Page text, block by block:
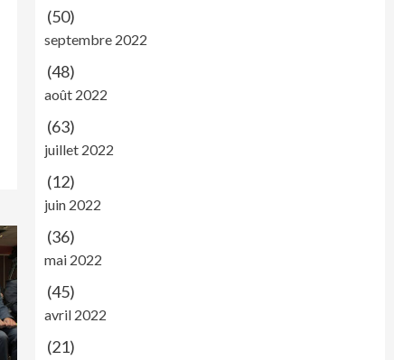
(50)
septembre 2022
(48)
août 2022
(63)
juillet 2022
(12)
juin 2022
(36)
mai 2022
(45)
avril 2022
(21)